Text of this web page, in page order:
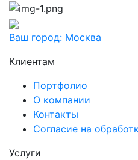
Ваш город: Москва
Клиентам
Портфолио
О компании
Контакты
Согласие на
Услуги